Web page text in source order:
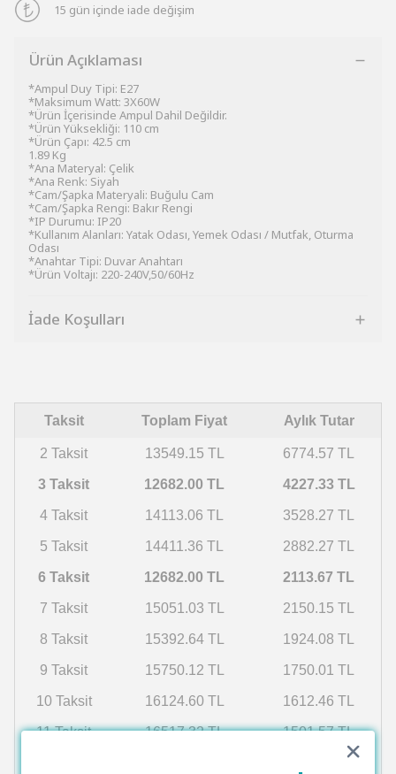
15 gün içinde iade değişim
Ürün Açıklaması
*Ampul Duy Tipi: E27
*Maksimum Watt: 3X60W
*Ürün İçerisinde Ampul Dahil Değildir.
*Ürün Yüksekliği: 110 cm
*Ürün Çapı: 42.5 cm
1.89 Kg
*Ana Materyal: Çelik
*Ana Renk: Siyah
*Cam/Şapka Materyali: Buğulu Cam
*Cam/Şapka Rengi: Bakır Rengi
*IP Durumu: IP20
*Kullanım Alanları: Yatak Odası, Yemek Odası / Mutfak, Oturma
Odası
*Anahtar Tipi: Duvar Anahtarı
*Ürün Voltajı: 220-240V,50/60Hz
İade Koşulları
Taksit Toplam Fiyat Aylık Tutar
2 Taksit 13549.15 TL 6774.57 TL
3 Taksit 12682.00 TL 4227.33 TL
4 Taksit 14113.06 TL 3528.27 TL
5 Taksit 14411.36 TL 2882.27 TL
6 Taksit 12682.00 TL 2113.67 TL
7 Taksit 15051.03 TL 2150.15 TL
8 Taksit 15392.64 TL 1924.08 TL
9 Taksit 15750.12 TL 1750.01 TL
10 Taksit 16124.60 TL 1612.46 TL
11 Taksit 16517.32 TL 1501.57 TL
1410.80 TL